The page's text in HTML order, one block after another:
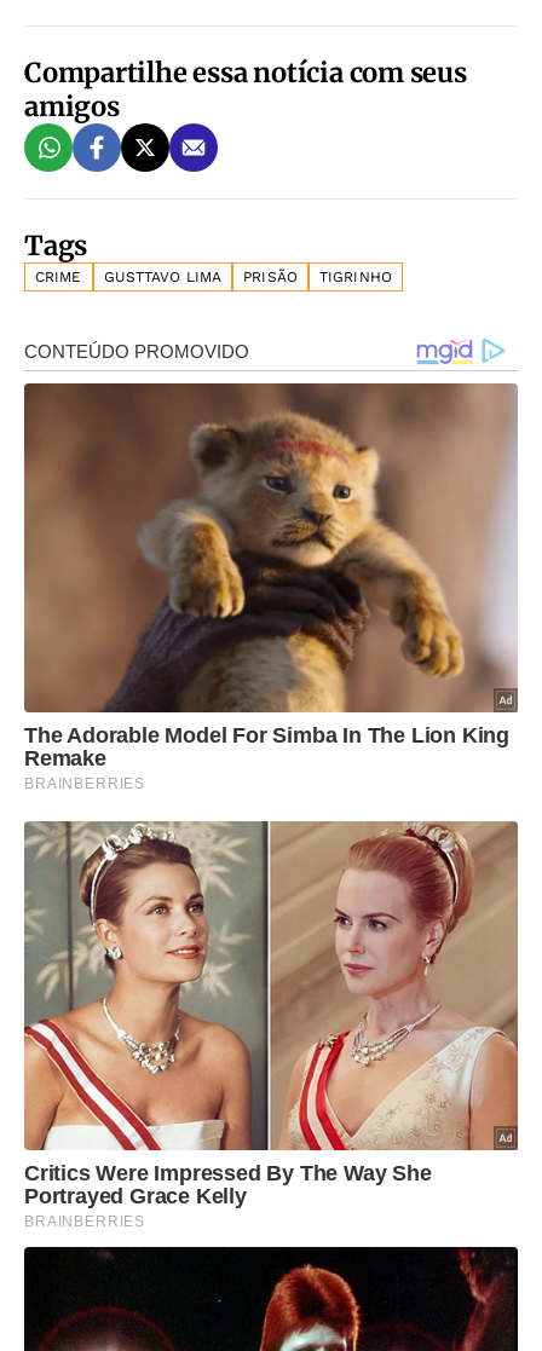
Compartilhe essa notícia com seus
amigos
Tags
CRIME GUSTTAVO LIMA PRISÃO TIGRINHO